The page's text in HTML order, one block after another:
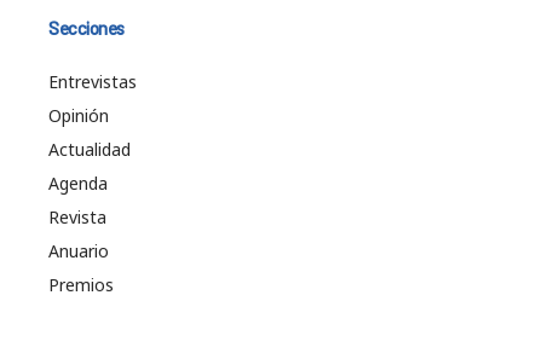
Secciones
Entrevistas
Opinión
Actualidad
Agenda
Revista
Anuario
Premios